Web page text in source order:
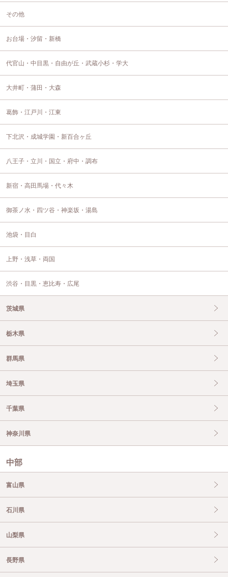
その他
お台場・汐留・新橋
代官山・中目黒・自由が丘・武蔵小杉・学大
大井町・蒲田・大森
葛飾・江戸川・江東
下北沢・成城学園・新百合ヶ丘
八王子・立川・国立・府中・調布
新宿・高田馬場・代々木
御茶ノ水・四ツ谷・神楽坂・湯島
池袋・目白
上野・浅草・両国
渋谷・目黒・恵比寿・広尾
茨城県
栃木県
群馬県
埼玉県
千葉県
神奈川県
中部
富山県
石川県
山梨県
長野県